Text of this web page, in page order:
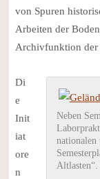
von Spuren
Arbeiten der
Archivfunktion der
Neben
nationalen
Di
e
Init
iat
ore
n